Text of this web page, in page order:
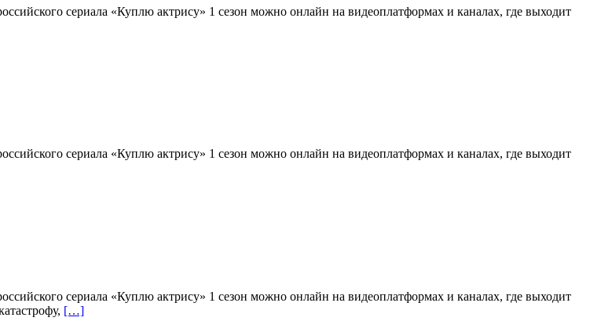
сериала «Куплю актрису» 1 сезон можно онлайн на видеоплатформах и каналах, где выходит
сериала «Куплю актрису» 1 сезон можно онлайн на видеоплатформах и каналах, где выходит
сериала «Куплю актрису» 1 сезон можно онлайн на видеоплатформах и каналах, где выходит
[…]